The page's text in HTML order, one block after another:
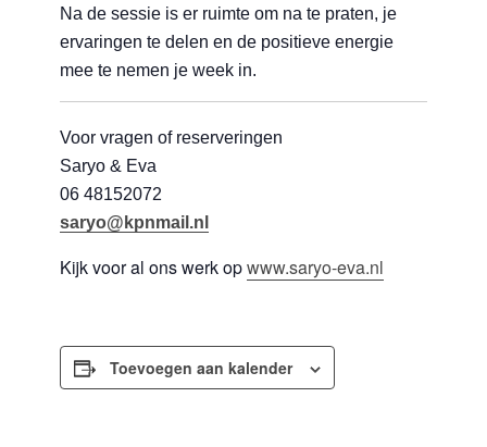
Na de sessie is er ruimte om na te praten, je
ervaringen te delen en de positieve energie
mee te nemen je week in.
Voor vragen of reserveringen
Saryo & Eva
06 48152072
saryo@kpnmail.nl
Kijk voor al ons werk opwww.saryo-eva.nl
Toevoegen aan kalender